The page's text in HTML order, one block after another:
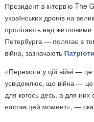
Президент в інтервʼю The
українських дронів на
пролітають над
Петербурга — полягає в
війна, зазначають
«Перемога у цій війні — це
усвідомлює, що війна —
для когось десь, а для
настав цей момент», —